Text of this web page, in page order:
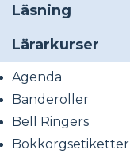
Läsning
Lärarkurser
Agenda
Banderoller
Bell Ringers
Bokkorgsetiketter